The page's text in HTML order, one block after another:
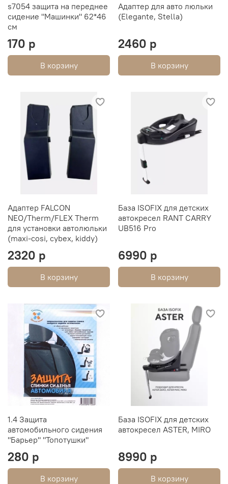
s7054 защита на переднее
сидение "Машинки" 62*46
см
170 р
В корзину
Адаптер для авто люльки
(Elegante, Stella)
2460 р
В корзину
Адаптер FALCON
NEO/Therm/FLEX Therm
для установки автолюльки
(maxi-cosi, cybex, kiddy)
2320 р
В корзину
База ISOFIX для детских
автокресел RANT CARRY
UB516 Pro
6990 р
В корзину
1.4 Защита
автомобильного сидения
"Барьер" "Топотушки"
280 р
В корзину
База ISOFIX для детских
автокресел ASTER, MIRO
8990 р
В корзину